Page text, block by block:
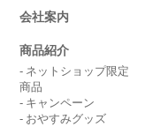
会社案内
商品紹介
ネットショップ限定
商品
キャンペーン
おやすみグッズ